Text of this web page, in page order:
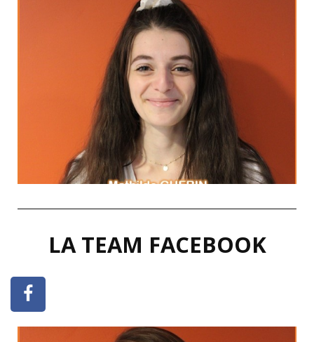
MA DEVISE
«Seul on va plus vite,
ensemble on va plus loin.»
Proverbe africain
LinkedIn
LA TEAM FACEBOOK